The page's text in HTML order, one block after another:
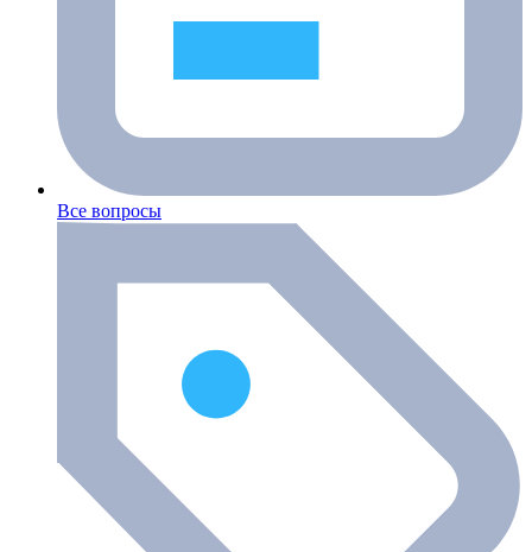
Все вопросы